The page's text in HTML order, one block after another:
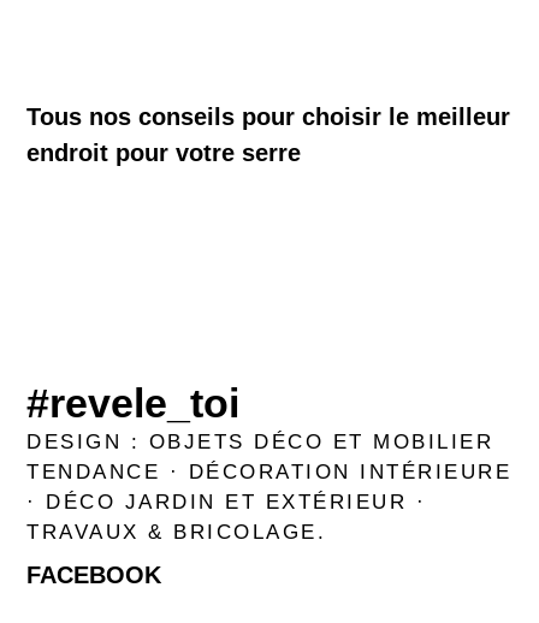
Tous nos conseils pour choisir le meilleur
endroit pour votre serre
#revele_toi
DESIGN : OBJETS DÉCO ET MOBILIER
TENDANCE · DÉCORATION INTÉRIEURE
· DÉCO JARDIN ET EXTÉRIEUR ·
TRAVAUX & BRICOLAGE.
FACEBOOK